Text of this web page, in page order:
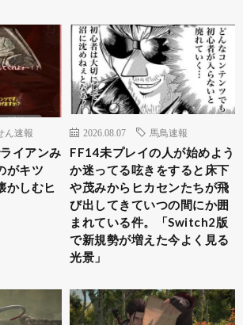
ん速報
イアンみ
がキツ
かしむヒ
2026.08.07 馬鳥速報
FF14未プレイの人が始めよう
か迷ってる呟きをすると床下
や茂みからヒカセンたちが飛
び出してきていつの間にか囲
まれている件。「Switch2版
で新規勢が増えた今よく見る
光景」